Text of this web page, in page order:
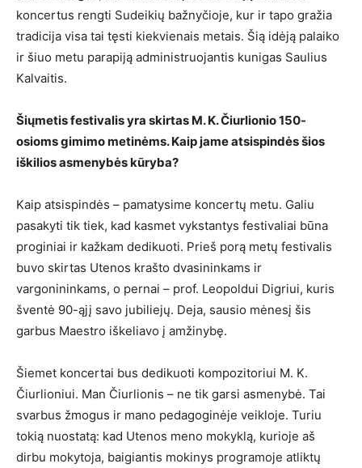
koncertus rengti Sudeikių bažnyčioje, kur ir tapo gražia
tradicija visa tai tęsti kiekvienais metais. Šią idėją palaiko
ir šiuo metu parapiją administruojantis kunigas Saulius
Kalvaitis.
Šiųmetis festivalis yra skirtas M. K. Čiurlionio 150-
osioms gimimo metinėms. Kaip jame atsispindės šios
iškilios asmenybės kūryba?
Kaip atsispindės – pamatysime koncertų metu. Galiu
pasakyti tik tiek, kad kasmet vykstantys festivaliai būna
proginiai ir kažkam dedikuoti. Prieš porą metų festivalis
buvo skirtas Utenos krašto dvasininkams ir
vargonininkams, o pernai – prof. Leopoldui Digriui, kuris
šventė 90-ąjį savo jubiliejų. Deja, sausio mėnesį šis
garbus Maestro iškeliavo į amžinybę.
Šiemet koncertai bus dedikuoti kompozitoriui M. K.
Čiurlioniui. Man Čiurlionis – ne tik garsi asmenybė. Tai
svarbus žmogus ir mano pedagoginėje veikloje. Turiu
tokią nuostatą: kad Utenos meno mokyklą, kurioje aš
dirbu mokytoja, baigiantis mokinys programoje atliktų